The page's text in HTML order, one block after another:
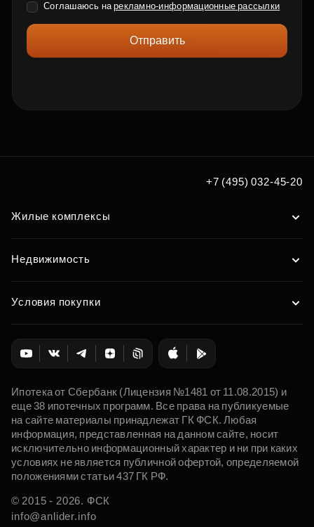
Соглашаюсь нарекламно-информационные рассылки
Отправить
+7 (495) 032-45-20
Жилые комплексы
Недвижимость
Условия покупки
Ипотека от Сбербанк (Лицензия №1481 от 11.08.2015) и
еще 38 ипотечных программ. Все права на публикуемые
на сайте материалы принадлежат ГК ФСК. Любая
информация, представленная на данном сайте, носит
исключительно информационный характер и ни при каких
условиях не является публичной офертой, определяемой
положениями статьи 437 ГК РФ.
© 2015 - 2026. ФСК
info@anlider.info